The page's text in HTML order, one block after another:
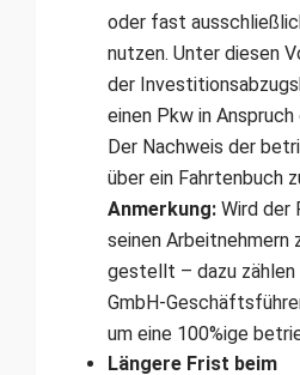
oder fast
nutzen. Unter diesen
der
einen Pkw in
Der Nachweis der
über ein Fahrtenbuch
Anmerkung: Wird der
seinen Arbeitnehmern
gestellt – dazu
GmbH-
um eine 100%ige
Längere Frist beim